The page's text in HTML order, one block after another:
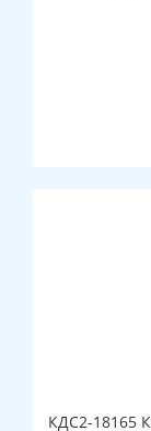
КДС2-18165